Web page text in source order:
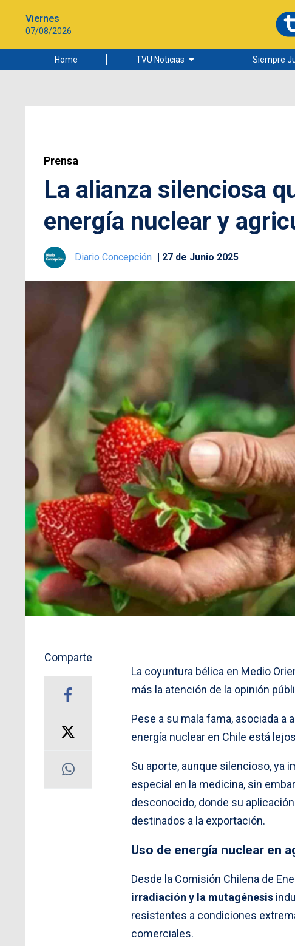
Viernes
07/08/2026
Home TVU Noticias
Ciudad
Siempre
Prensa
La alianza silenciosa
energía nuclear y
Diario Concepción 27 de Junio 2025
Comparte
La coyuntura bélica en Medio
más la atención de la opinión
Pese a su mala fama, asociada a
energía nuclear en Chile está
Su aporte, aunque silencioso, ya
especial en la medicina, sin
desconocido, donde su
destinados a la exportación.
Uso de energía nuclear en
Desde la Comisión Chilena de
irradiación y la mutagénesis
resistentes a condiciones
comerciales.